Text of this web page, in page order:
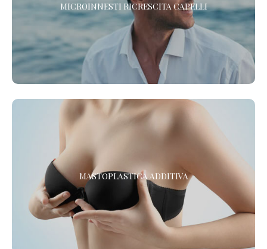
MICROINNESTI RICRESCITA CAPELLI
Scopri il nuovo protocollo di Medicina Rigenerativa Cellulare per
la ricrescita dei tuoi capelli. In un solo trattamento.
MASTOPLASTICA ADDITIVA
MASTOPLASTICA ADDITIVA IN ANESTESIA LOCALE
La Chirurgia Estetica senza sedazione né anestesia.